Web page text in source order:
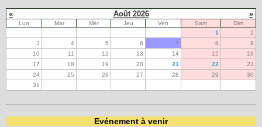
« Août 2026 »
Lun Mar Mer Jeu Ven Sam
Dim
1
2
3
4 5 6 7 8
9
10
11 12 13 14 15
16
17
18 19 20 21 22
23
24
25 26 27 28 29
30
31
Evénement à venir